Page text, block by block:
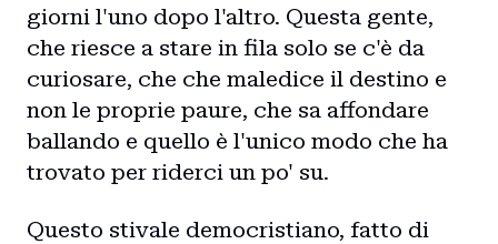
giorni l'uno dopo l'altro. Questa gente,
che riesce a stare in fila solo se c'è da
curiosare, che che maledice il destino e
non le proprie paure, che sa affondare
ballando e quello è l'unico modo che ha
trovato per riderci un po' su.
Questo stivale democristiano, fatto di